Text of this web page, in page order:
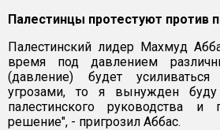
Палестинцы протестуют против
Палестинский лидер Махмуд
время под давлением
(давление) будет
угрозами, то я вынужден буду
палестинского руководства и
решение", - пригрозил Аббас.